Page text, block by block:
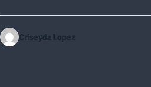
Criseyda Lopez